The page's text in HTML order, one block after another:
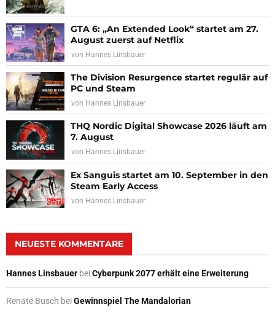
GTA 6: „An Extended Look“ startet am 27.
August zuerst auf Netflix
von Hannes Linsbauer
The Division Resurgence startet regulär auf
PC und Steam
von Hannes Linsbauer
THQ Nordic Digital Showcase 2026 läuft am
7. August
von Hannes Linsbauer
Ex Sanguis startet am 10. September in den
Steam Early Access
von Hannes Linsbauer
NEUESTE KOMMENTARE
Hannes Linsbauer beiCyberpunk 2077 erhält eine Erweiterung
Renate Busch beiGewinnspiel The Mandalorian